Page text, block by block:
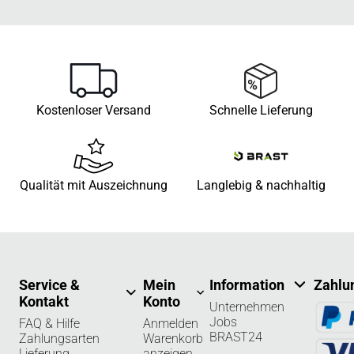
Kostenloser Versand Schnelle Lieferung
Qualität mit Auszeichnung Langlebig & nachhaltig
Service &
Kontakt
FAQ & Hilfe
Zahlungsarten
Mein
Konto
Anmelden
Warenkorb
Information
Unternehmen
Jobs
BRAST24